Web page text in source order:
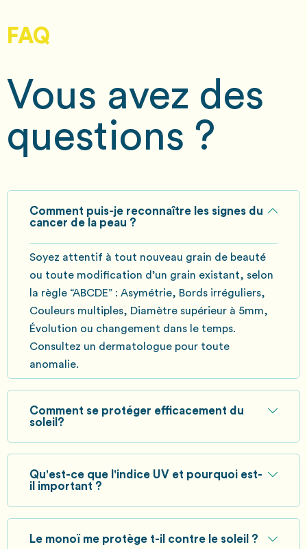
FAQ
Vous avez des
questions ?
Comment puis-je reconnaître les signes du
cancer de la peau ?
Soyez attentif à tout nouveau grain de beauté
ou toute modification d’un grain existant, selon
la règle “ABCDE” : Asymétrie, Bords irréguliers,
Couleurs multiples, Diamètre supérieur à 5mm,
Évolution ou changement dans le temps.
Consultez un dermatologue pour toute
anomalie.
Comment se protéger efficacement du
soleil?
Qu'est-ce que l'indice UV et pourquoi est-
il important ?
Le monoï me protège t-il contre le soleil ?